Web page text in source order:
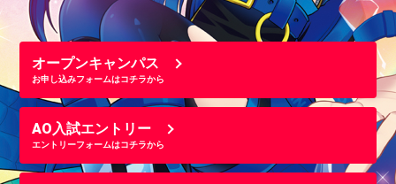
オープンキャンパス
お申し込みフォームはコチラから
AO入試エントリー
エントリーフォームはコチラから